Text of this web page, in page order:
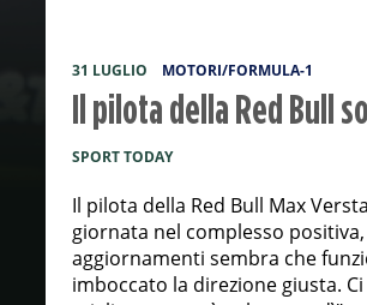
31 LUGLIO MOTORI/FORMULA-1
Il pilota della Red Bull
SPORT TODAY
Il pilota della Red Bull Max
giornata nel complesso
aggiornamenti sembra che
imboccato la direzione giusta.